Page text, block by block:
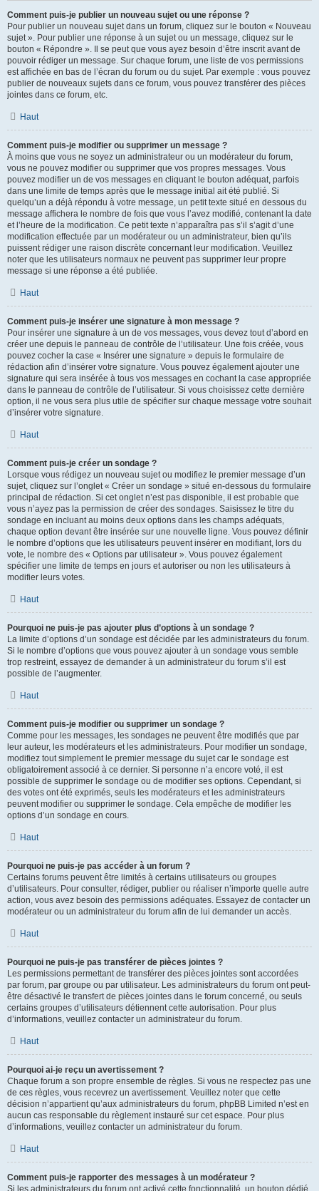
Comment puis-je publier un nouveau sujet ou une réponse ?
Pour publier un nouveau sujet dans un forum, cliquez sur le bouton « Nouveau
sujet ». Pour publier une réponse à un sujet ou un message, cliquez sur le
bouton « Répondre ». Il se peut que vous ayez besoin d’être inscrit avant de
pouvoir rédiger un message. Sur chaque forum, une liste de vos permissions
est affichée en bas de l’écran du forum ou du sujet. Par exemple : vous pouvez
publier de nouveaux sujets dans ce forum, vous pouvez transférer des pièces
jointes dans ce forum, etc.
Haut
Comment puis-je modifier ou supprimer un message ?
À moins que vous ne soyez un administrateur ou un modérateur du forum,
vous ne pouvez modifier ou supprimer que vos propres messages. Vous
pouvez modifier un de vos messages en cliquant le bouton adéquat, parfois
dans une limite de temps après que le message initial ait été publié. Si
quelqu’un a déjà répondu à votre message, un petit texte situé en dessous du
message affichera le nombre de fois que vous l’avez modifié, contenant la date
et l’heure de la modification. Ce petit texte n’apparaîtra pas s’il s’agit d’une
modification effectuée par un modérateur ou un administrateur, bien qu’ils
puissent rédiger une raison discrète concernant leur modification. Veuillez
noter que les utilisateurs normaux ne peuvent pas supprimer leur propre
message si une réponse a été publiée.
Haut
Comment puis-je insérer une signature à mon message ?
Pour insérer une signature à un de vos messages, vous devez tout d’abord en
créer une depuis le panneau de contrôle de l’utilisateur. Une fois créée, vous
pouvez cocher la case « Insérer une signature » depuis le formulaire de
rédaction afin d’insérer votre signature. Vous pouvez également ajouter une
signature qui sera insérée à tous vos messages en cochant la case appropriée
dans le panneau de contrôle de l’utilisateur. Si vous choisissez cette dernière
option, il ne vous sera plus utile de spécifier sur chaque message votre souhait
d’insérer votre signature.
Haut
Comment puis-je créer un sondage ?
Lorsque vous rédigez un nouveau sujet ou modifiez le premier message d’un
sujet, cliquez sur l’onglet « Créer un sondage » situé en-dessous du formulaire
principal de rédaction. Si cet onglet n’est pas disponible, il est probable que
vous n’ayez pas la permission de créer des sondages. Saisissez le titre du
sondage en incluant au moins deux options dans les champs adéquats,
chaque option devant être insérée sur une nouvelle ligne. Vous pouvez définir
le nombre d’options que les utilisateurs peuvent insérer en modifiant, lors du
vote, le nombre des « Options par utilisateur ». Vous pouvez également
spécifier une limite de temps en jours et autoriser ou non les utilisateurs à
modifier leurs votes.
Haut
Pourquoi ne puis-je pas ajouter plus d’options à un sondage ?
La limite d’options d’un sondage est décidée par les administrateurs du forum.
Si le nombre d’options que vous pouvez ajouter à un sondage vous semble
trop restreint, essayez de demander à un administrateur du forum s’il est
possible de l’augmenter.
Haut
Comment puis-je modifier ou supprimer un sondage ?
Comme pour les messages, les sondages ne peuvent être modifiés que par
leur auteur, les modérateurs et les administrateurs. Pour modifier un sondage,
modifiez tout simplement le premier message du sujet car le sondage est
obligatoirement associé à ce dernier. Si personne n’a encore voté, il est
possible de supprimer le sondage ou de modifier ses options. Cependant, si
des votes ont été exprimés, seuls les modérateurs et les administrateurs
peuvent modifier ou supprimer le sondage. Cela empêche de modifier les
options d’un sondage en cours.
Haut
Pourquoi ne puis-je pas accéder à un forum ?
Certains forums peuvent être limités à certains utilisateurs ou groupes
d’utilisateurs. Pour consulter, rédiger, publier ou réaliser n’importe quelle autre
action, vous avez besoin des permissions adéquates. Essayez de contacter un
modérateur ou un administrateur du forum afin de lui demander un accès.
Haut
Pourquoi ne puis-je pas transférer de pièces jointes ?
Les permissions permettant de transférer des pièces jointes sont accordées
par forum, par groupe ou par utilisateur. Les administrateurs du forum ont peut-
être désactivé le transfert de pièces jointes dans le forum concerné, ou seuls
certains groupes d’utilisateurs détiennent cette autorisation. Pour plus
d’informations, veuillez contacter un administrateur du forum.
Haut
Pourquoi ai-je reçu un avertissement ?
Chaque forum a son propre ensemble de règles. Si vous ne respectez pas une
de ces règles, vous recevrez un avertissement. Veuillez noter que cette
décision n’appartient qu’aux administrateurs du forum, phpBB Limited n’est en
aucun cas responsable du règlement instauré sur cet espace. Pour plus
d’informations, veuillez contacter un administrateur du forum.
Haut
Comment puis-je rapporter des messages à un modérateur ?
Si les administrateurs du forum ont activé cette fonctionnalité, un bouton dédié